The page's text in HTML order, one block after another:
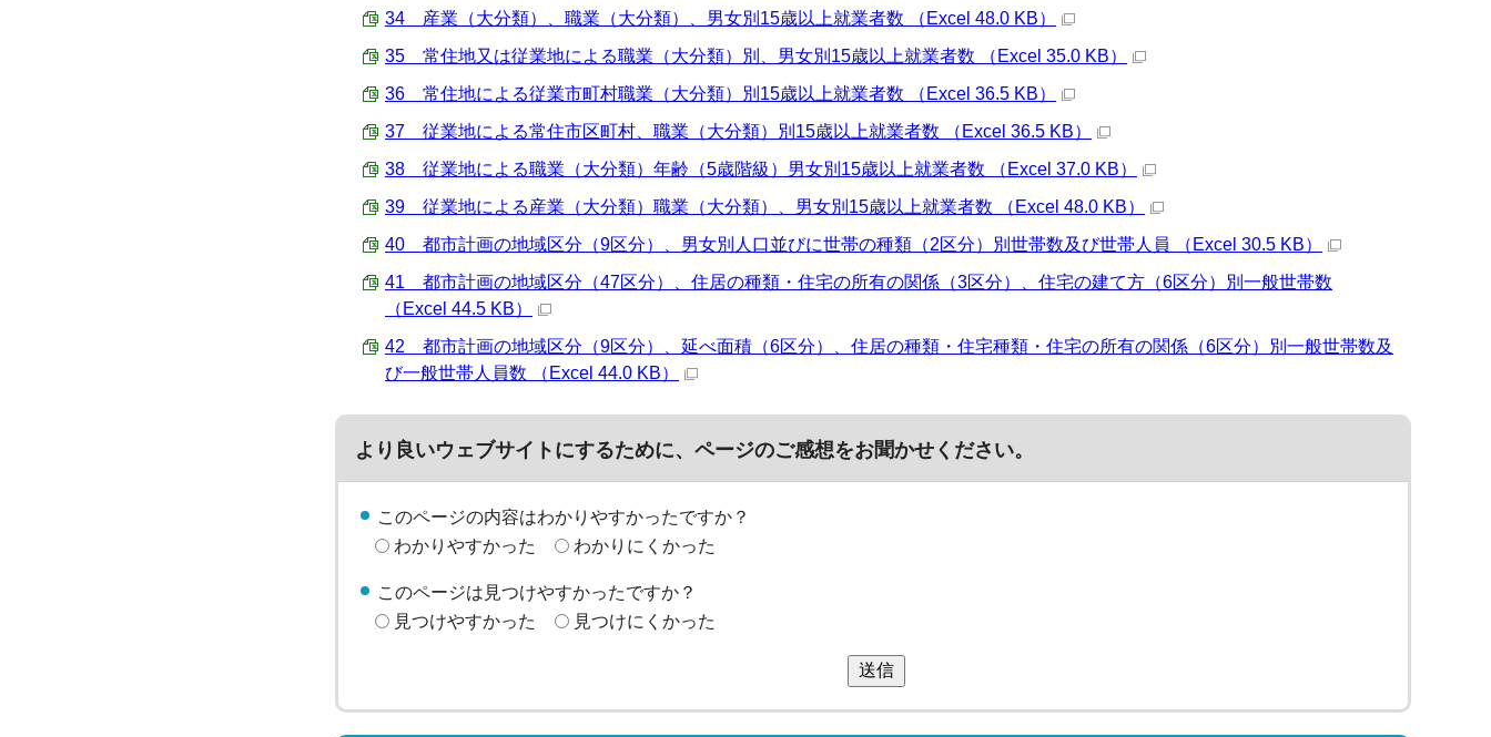
34 産業（大分類）、職業（大分類）、男女別15歳以上就業者数 （Excel 48.0 KB）
35 常住地又は従業地による職業（大分類）別、男女別15歳以上就業者数 （Excel 35.0 KB）
36 常住地による従業市町村職業（大分類）別15歳以上就業者数 （Excel 36.5 KB）
37 従業地による常住市区町村、職業（大分類）別15歳以上就業者数 （Excel 36.5 KB）
38 従業地による職業（大分類）年齢（5歳階級）男女別15歳以上就業者数 （Excel 37.0 KB）
39 従業地による産業（大分類）職業（大分類）、男女別15歳以上就業者数 （Excel 48.0 KB）
40 都市計画の地域区分（9区分）、男女別人口並びに世帯の種類（2区分）別世帯数及び世帯人員 （Excel 30.5 KB）
41 都市計画の地域区分（47区分）、住居の種類・住宅の所有の関係（3区分）、住宅の建て方（6区分）別一般世帯数
（Excel 44.5 KB）
42 都市計画の地域区分（9区分）、延べ面積（6区分）、住居の種類・住宅種類・住宅の所有の関係（6区分）別一般世帯数及
び一般世帯人員数 （Excel 44.0 KB）
より良いウェブサイトにするために、ページのご感想をお聞かせください。
このページの内容はわかりやすかったですか？
わかりやすかった
わかりにくかった
このページは見つけやすかったですか？
見つけやすかった
見つけにくかった
送信